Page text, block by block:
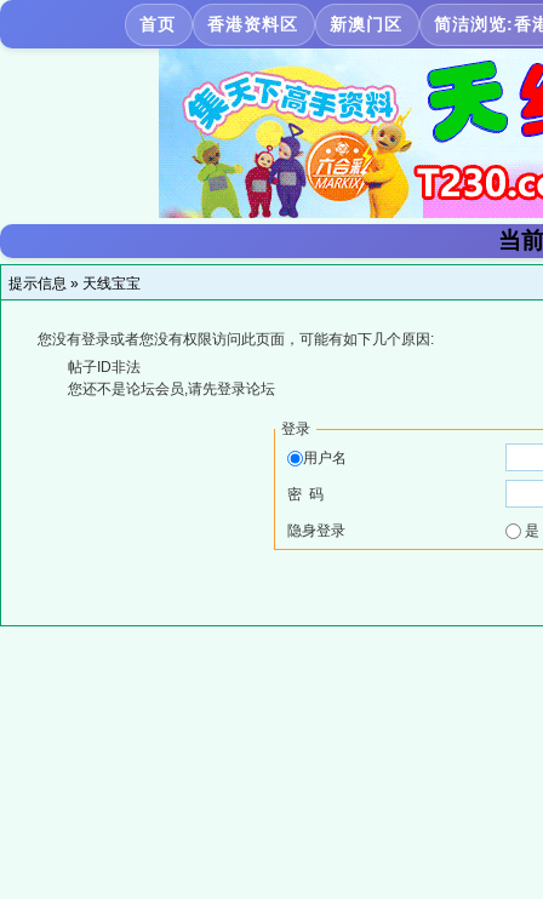
首页 香港资料区 新澳门区 简洁浏览:香
当
提示信息 » 天线宝宝
您没有登录或者您没有权限访问此页面，可能有如下几个原因:
帖子ID非法
您还不是论坛会员,请先登录论坛
登录
用户名
密 码
隐身登录